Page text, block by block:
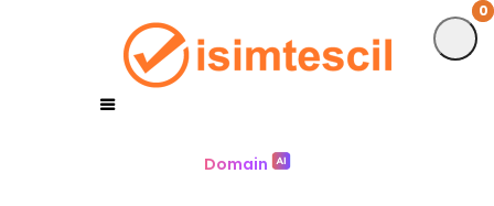
0
Domain
0